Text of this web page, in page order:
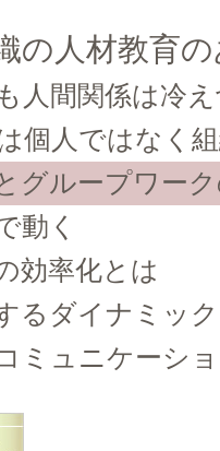
の人材教育
人間関係は冷
個人ではなく
グループワー
動く
効率化とは
るダイナミッ
ミュニケーシ